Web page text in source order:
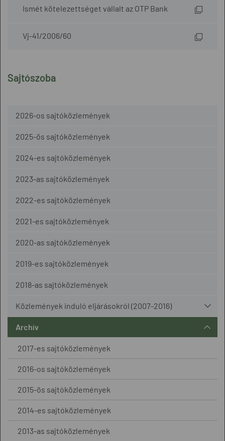
Sajtószoba
2026-os sajtóközlemények
2025-ös sajtóközlemények
2024-es sajtóközlemények
2023-as sajtóközlemények
2022-es sajtóközlemények
2021-es sajtóközlemények
2020-as sajtóközlemények
2019-es sajtóközlemények
2018-as sajtóközlemények
Közlemények induló eljárásokról (2007-2016)
Archív
2017-es sajtóközlemények
2016-os sajtóközlemények
2015-ös sajtóközlemények
2014-es sajtóközlemények
2013-as sajtóközlemények
Ismét kötelezettséget vállalt az OTP Bank
Vj-41/2006/60